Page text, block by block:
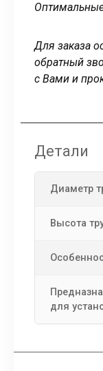
Для заказа
обратный
с Вами и
Детали
Диаметр
Высота
для